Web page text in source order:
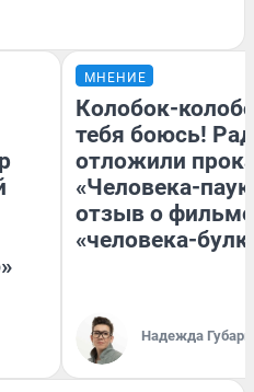
МНЕНИЕ
Колобок-
тебя боюсь!
отложили
«Человека-
отзыв о
«человека-
Надежда Губарь